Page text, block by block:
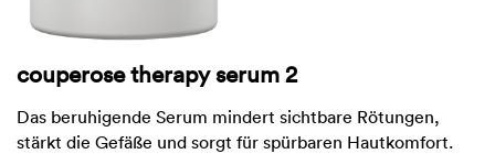
couperose therapy serum 2
Das beruhigende Serum mindert sichtbare Rötungen,
stärkt die Gefäße und sorgt für spürbaren Hautkomfort.